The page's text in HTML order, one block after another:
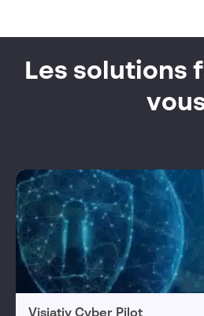
Les solutions